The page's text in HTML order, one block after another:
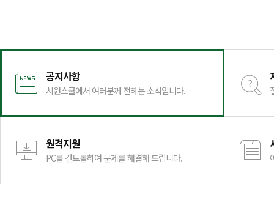
공지사항
시원스쿨에서 여러분께 전하는 소식입니다.
원격지원
PC를 컨트롤하여 문제를 해결해 드립니다.